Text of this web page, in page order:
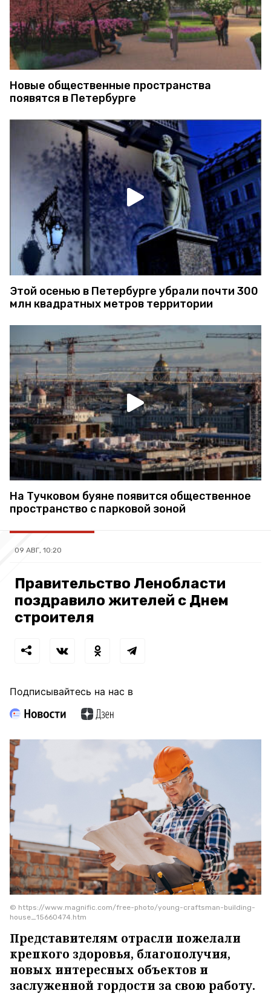
Новые общественные пространства
появятся в Петербурге
Этой осенью в Петербурге убрали почти 300
млн квадратных метров территории
На Тучковом буяне появится общественное
пространство с парковой зоной
09 АВГ, 10:20
Правительство Ленобласти
поздравило жителей с Днем
строителя
Подписывайтесь на нас в
© https://www.magnific.com/free-photo/young-craftsman-building-
house_15660474.htm
Представителям отрасли пожелали
крепкого здоровья, благополучия,
новых интересных объектов и
заслуженной гордости за свою работу.